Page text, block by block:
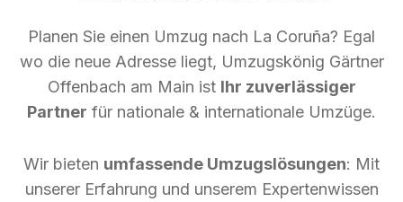
Planen Sie einen Umzug nach La Coruña? Egal
wo die neue Adresse liegt, Umzugskönig Gärtner
Offenbach am Main ist Ihr zuverlässiger
Partner für nationale & internationale Umzüge.
Wir bieten umfassende Umzugslösungen: Mit
unserer Erfahrung und unserem Expertenwissen